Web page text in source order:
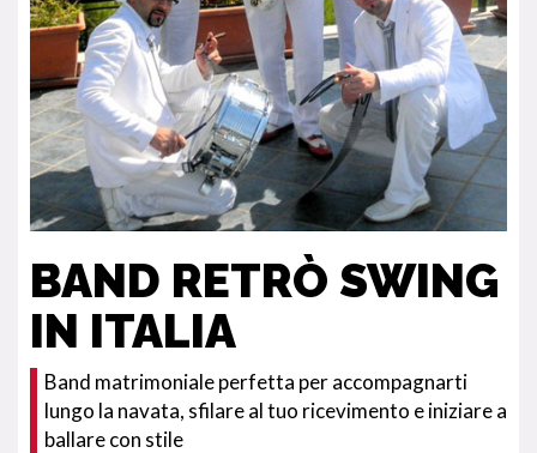
BAND RETRÒ SWING
IN ITALIA
Band matrimoniale perfetta per accompagnarti
lungo la navata, sfilare al tuo ricevimento e iniziare a
ballare con stile